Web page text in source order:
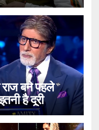
बने पहले
है दूरी